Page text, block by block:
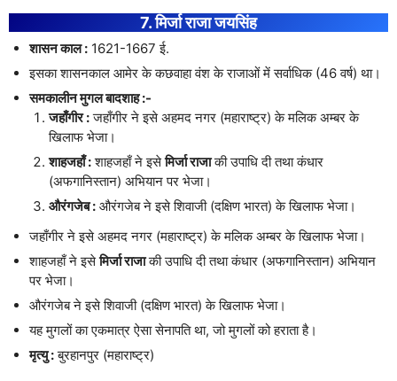
7. मिर्जा राजा जयसिंह
शासन काल :1621-1667 ई.
इसका शासनकाल आमेर के कछवाहा वंश के राजाओं में सर्वाधिक (46 वर्ष) था।
समकालीन मुगल बादशाह :-
जहाँगीर :जहाँगीर ने इसे अहमद नगर (महाराष्ट्र) के मलिक अम्बर के
खिलाफ भेजा।
शाहजहाँ :शाहजहाँ ने इसेमिर्जा राजाकी उपाधि दी तथा कंधार
(अफगानिस्तान) अभियान पर भेजा।
औरंगजेब : औरंगजेब ने इसे शिवाजी (दक्षिण भारत) के खिलाफ भेजा।
जहाँगीर ने इसे अहमद नगर (महाराष्ट्र) के मलिक अम्बर के खिलाफ भेजा।
शाहजहाँ ने इसेमिर्जा राजाकी उपाधि दी तथा कंधार (अफगानिस्तान) अभियान
पर भेजा।
औरंगजेब ने इसे शिवाजी (दक्षिण भारत) के खिलाफ भेजा।
यह मुगलों का एकमात्र ऐसा सेनापति था, जो मुगलों को हराता है।
मृत्यु :बुरहानपुर (महाराष्ट्र)